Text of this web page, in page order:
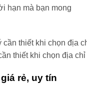
hạn mà bạn mong
thiết khi chọn địa
rẻ, uy tín